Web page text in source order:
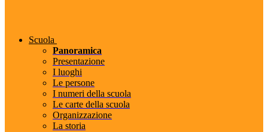
Scuola
Panoramica
Presentazione
I luoghi
Le persone
I numeri della scuola
Le carte della scuola
Organizzazione
La storia